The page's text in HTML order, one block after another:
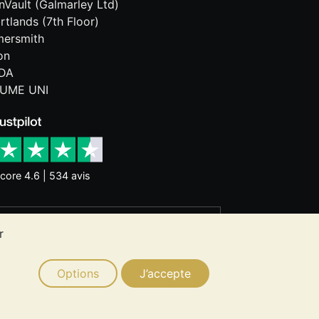
Options J’accepte
(Galmarley Ltd)
(7th Floor)
UNI
4.6 | 534 avis
constitue un conseil en
de métaux précieux vous convient.